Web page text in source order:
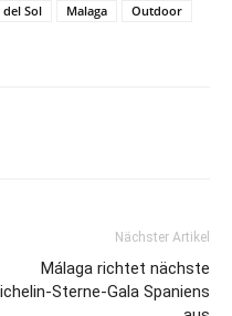
del Sol Malaga
Outdoor
Nächster Artikel
Málaga richtet nächste
Sterne-Gala Spaniens